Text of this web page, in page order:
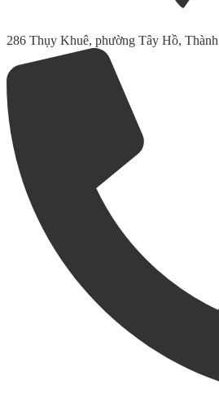
286 Thụy Khuê, phường Tây Hồ,